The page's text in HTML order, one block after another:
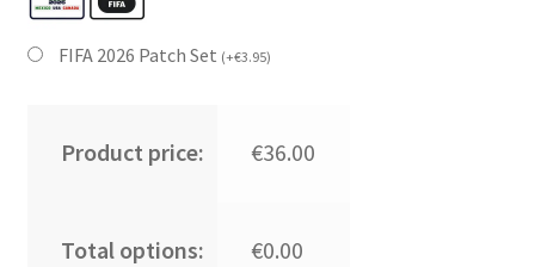
FIFA 2026 Patch Set (+€3.95)
Product price: €36.00
Total options: €0.00